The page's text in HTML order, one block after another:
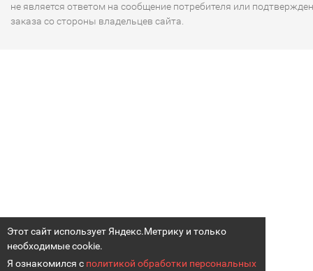
Этот сайт использует Яндекс.Метрику и только
необходимые cookie.
Я ознакомился с политикой обработки персональных
не является ответом на сообщение потребителя или
заказа со стороны владельцев сайта.